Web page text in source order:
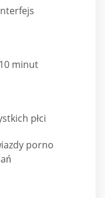
minut
płci
porno